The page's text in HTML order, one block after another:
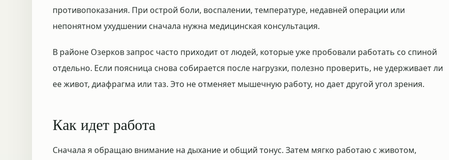
противопоказания. При острой боли, воспалении, температуре, недавней операции или
непонятном ухудшении сначала нужна медицинская консультация.
В районе Озерков запрос часто приходит от людей, которые уже пробовали работать со спиной
отдельно. Если поясница снова собирается после нагрузки, полезно проверить, не удерживает ли
ее живот, диафрагма или таз. Это не отменяет мышечную работу, но дает другой угол зрения.
Как идет работа
Сначала я обращаю внимание на дыхание и общий тонус. Затем мягко работаю с животом,